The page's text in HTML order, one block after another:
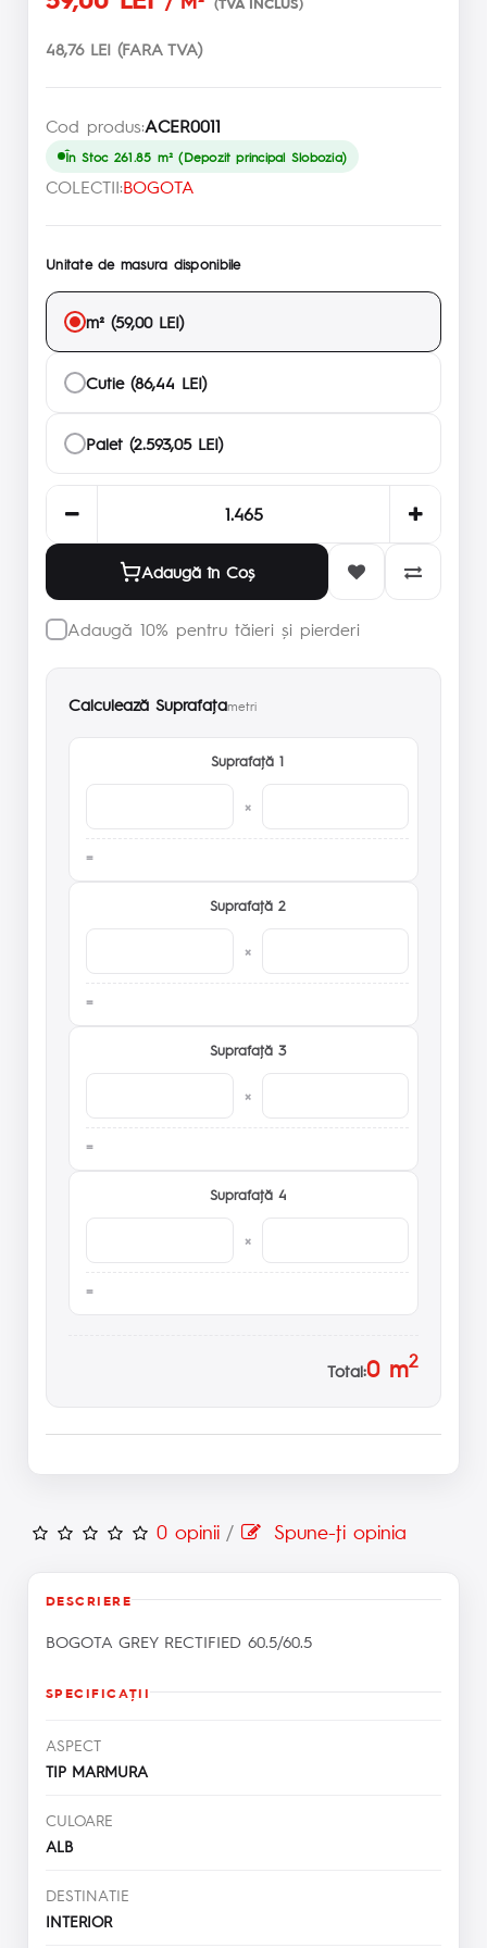
48,76 LEI (FARA TVA)
Cod produs:ACER0011
În Stoc 261.85 m² (Depozit principal Slobozia)
COLECTII:BOGOTA
Unitate de masura disponibile
m² (59,00 LEI)
Cutie (86,44 LEI)
Palet (2.593,05 LEI)
Adaugă în Coş
Adaugă 10% pentru tăieri și pierderi
Calculează Suprafaţametri
Suprafaţă 1
×
Suprafaţă 2
×
Suprafaţă 3
×
Suprafaţă 4
×
Total:0m2
0 opinii / Spune-ţi opinia
DESCRIERE
BOGOTA GREY RECTIFIED 60.5/60.5
SPECIFICAŢII
ASPECT
TIP MARMURA
CULOARE
ALB
DESTINATIE
INTERIOR